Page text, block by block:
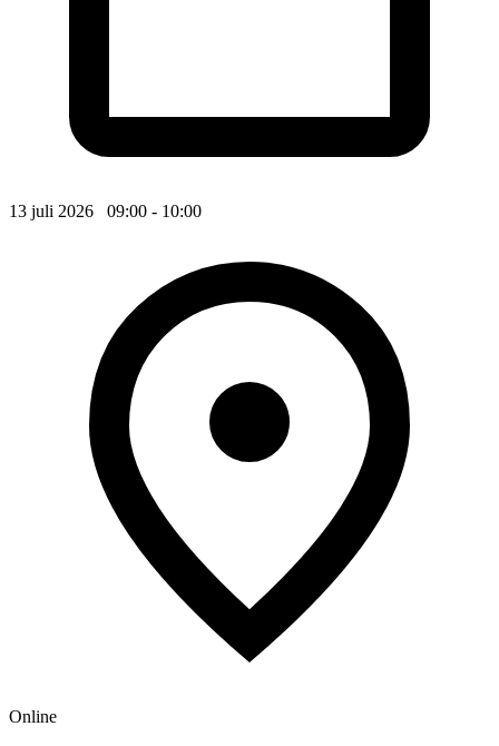
13 juli 2026 09:00 - 10:00
Online